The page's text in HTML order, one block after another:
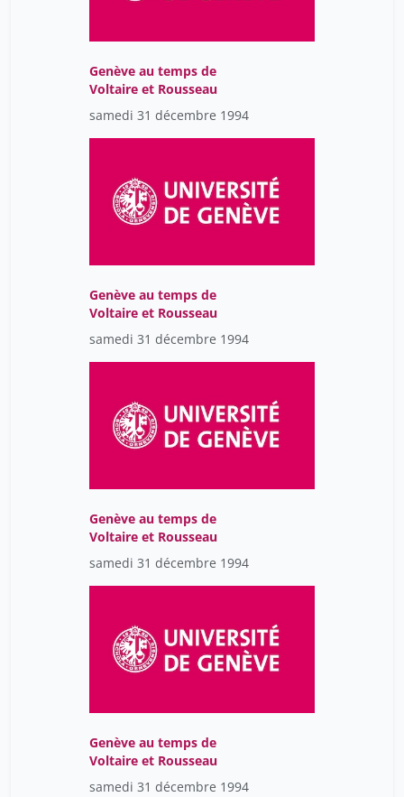
Genève au temps de
Voltaire et Rousseau
samedi 31 décembre 1994
Genève au temps de
Voltaire et Rousseau
samedi 31 décembre 1994
Genève au temps de
Voltaire et Rousseau
samedi 31 décembre 1994
Genève au temps de
Voltaire et Rousseau
samedi 31 décembre 1994